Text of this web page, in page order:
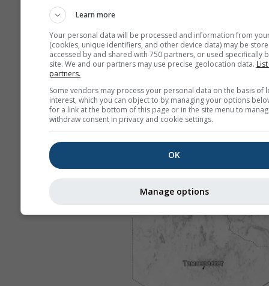
Learn more
Your personal data will be processed and information from
(cookies, unique identifiers, and other device data) may be
accessed by and shared with 750 partners, or used specifically
site. We and our partners may use precise geolocation data.
partners.
Some vendors may process your personal data on the basis of
interest, which you can object to by managing your options
for a link at the bottom of this page or in the site menu to
withdraw consent in privacy and cookie settings.
OK
Manage options